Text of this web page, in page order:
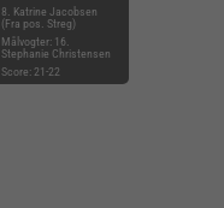
8. Katrine Jacobsen
(Fra pos. Streg)
Målvogter: 16.
Stephanie Christensen
Score: 21-22